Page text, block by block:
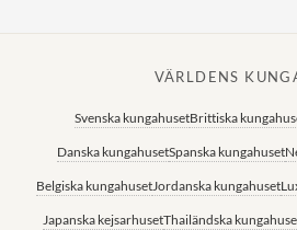
VÄRLDENS
Svenska kungahusetBrittiska
Danska kungahusetSpanska kungahuset
Belgiska kungahusetJordanska kungahuset
Japanska kejsarhusetThailändska